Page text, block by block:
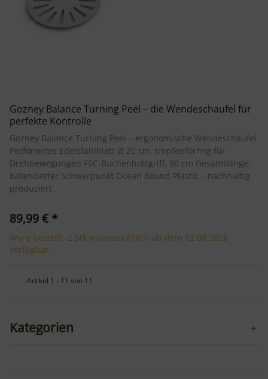
Gozney Balance Turning Peel – die Wendeschaufel für
perfekte Kontrolle
Gozney Balance Turning Peel – ergonomische Wendeschaufel
Perforiertes Edelstahlblatt Ø 20 cm, tropfenförmig für
Drehbewegungen FSC-Buchenholzgriff, 90 cm Gesamtlänge,
balancierter Schwerpunkt Ocean Bound Plastic – nachhaltig
produziert
89,99 € *
Ware bestellt. 2 Stk voraussichtlich ab dem 12.08.2026
verfügbar.
Artikel 1 - 11 von 11
Kategorien